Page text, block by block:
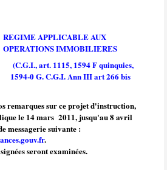
REGIME APPLICABLE AUX
OPERATIONS IMMOBILIERES
(C.G.I., art. 1115, 1594 F quinquies,
1594-0 G. C.G.I. Ann III art 266 bis
remarques sur ce projet d'instruction,
le 14 mars 2011, jusqu'au 8 avril
messagerie suivante :
.
seront examinées.